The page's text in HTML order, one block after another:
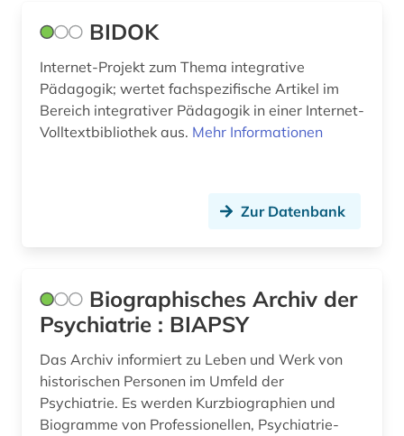
BIDOK
Internet-Projekt zum Thema integrative
Pädagogik; wertet fachspezifische Artikel im
Bereich integrativer Pädagogik in einer Internet-
Volltextbibliothek aus. Mehr Informationen
Zur Datenbank
Biographisches Archiv der
Psychiatrie : BIAPSY
Das Archiv informiert zu Leben und Werk von
historischen Personen im Umfeld der
Psychiatrie. Es werden Kurzbiographien und
Biogramme von Professionellen, Psychiatrie-